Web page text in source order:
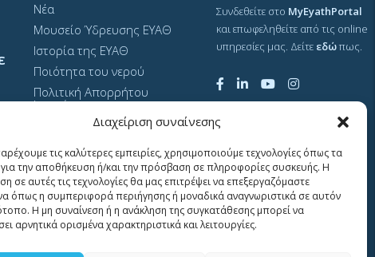
Διαχείριση συναίνεσης
τις καλύτερες εμπειρίες, χρησιμοποιούμε τεχνολογίες όπως τα
την αποθήκευση ή/και την πρόσβαση σε πληροφορίες συσκευής. Η
σε αυτές τις τεχνολογίες θα μας επιτρέψει να επεξεργαζόμαστε
όπως η συμπεριφορά περιήγησης ή μοναδικά αναγνωριστικά σε αυτόν
Η μη συναίνεση ή η ανάκληση της συγκατάθεσης μπορεί να
αρνητικά ορισμένα χαρακτηριστικά και λειτουργίες.
Νέα
Μουσείο Ύδρευσης ΕΥΑΘ
Ιστορία της ΕΥΑΘ
Ποιότητα του νερού
Πολιτική Απορρήτου
Ιστοτόπου
GDPR και προσωπικά
Sitemap
Συνδεθείτε στο MyEyathPortal
και επωφεληθείτε από τις online
υπηρεσίες μας. Δείτε εδώπως.